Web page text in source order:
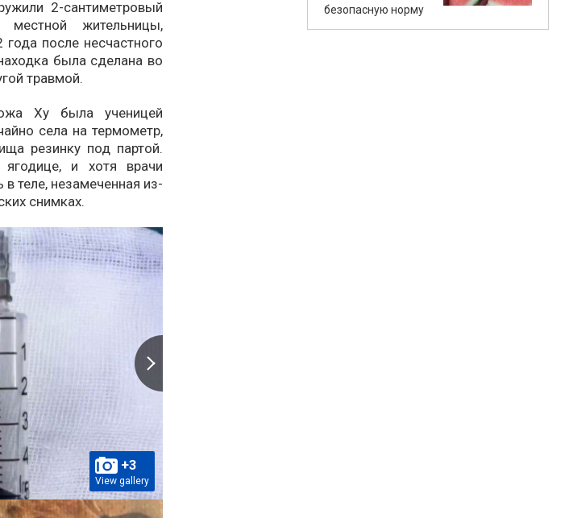
2-сантиметровый
жительницы,
после несчастного
была сделана во
травмой.
Ху была ученицей
села на термометр,
резинку под партой.
и хотя врачи
в теле, незамеченная из-
снимках.
+3
View gallery
безопасную норму